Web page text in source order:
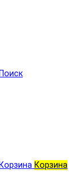
Поиск
Корзина Корзина